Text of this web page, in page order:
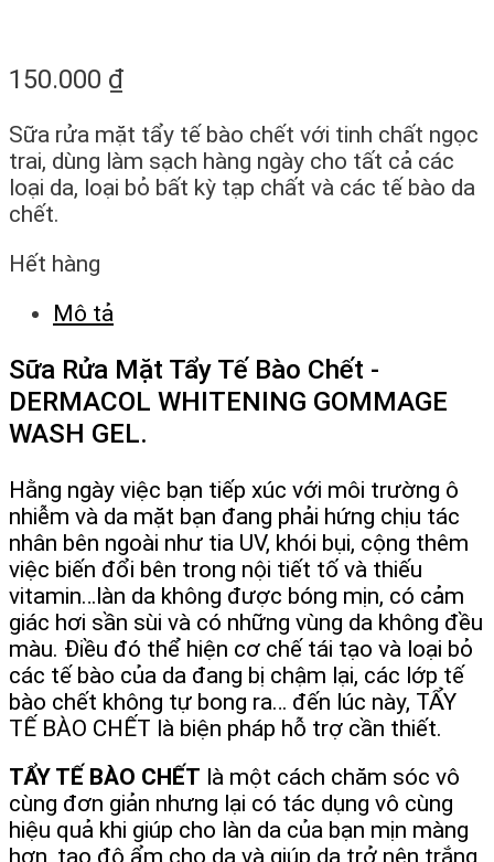
150.000 ₫
Sữa rửa mặt tẩy tế bào chết với tinh chất ngọc
trai, dùng làm sạch hàng ngày cho tất cả các
loại da, loại bỏ bất kỳ tạp chất và các tế bào da
chết.
Hết hàng
Mô tả
Sữa Rửa Mặt Tẩy Tế Bào Chết -
DERMACOL WHITENING GOMMAGE
WASH GEL.
Hằng ngày việc bạn tiếp xúc với môi trường ô
nhiễm và da mặt bạn đang phải hứng chịu tác
nhân bên ngoài như tia UV, khói bụi, cộng thêm
việc biến đổi bên trong nội tiết tố và thiếu
vitamin…làn da không được bóng mịn, có cảm
giác hơi sần sùi và có những vùng da không đều
màu. Điều đó thể hiện cơ chế tái tạo và loại bỏ
các tế bào của da đang bị chậm lại, các lớp tế
bào chết không tự bong ra… đến lúc này, TẨY
TẾ BÀO CHẾT là biện pháp hỗ trợ cần thiết.
TẨY TẾ BÀO CHẾT là một cách chăm sóc vô
cùng đơn giản nhưng lại có tác dụng vô cùng
hiệu quả khi giúp cho làn da của bạn mịn màng